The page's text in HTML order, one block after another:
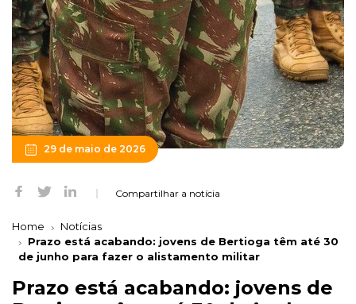
29 de maio de 2026
Compartilhar a notícia
Home
Notícias
Prazo está acabando: jovens de Bertioga têm até 30
de junho para fazer o alistamento militar
Prazo está acabando: jovens de